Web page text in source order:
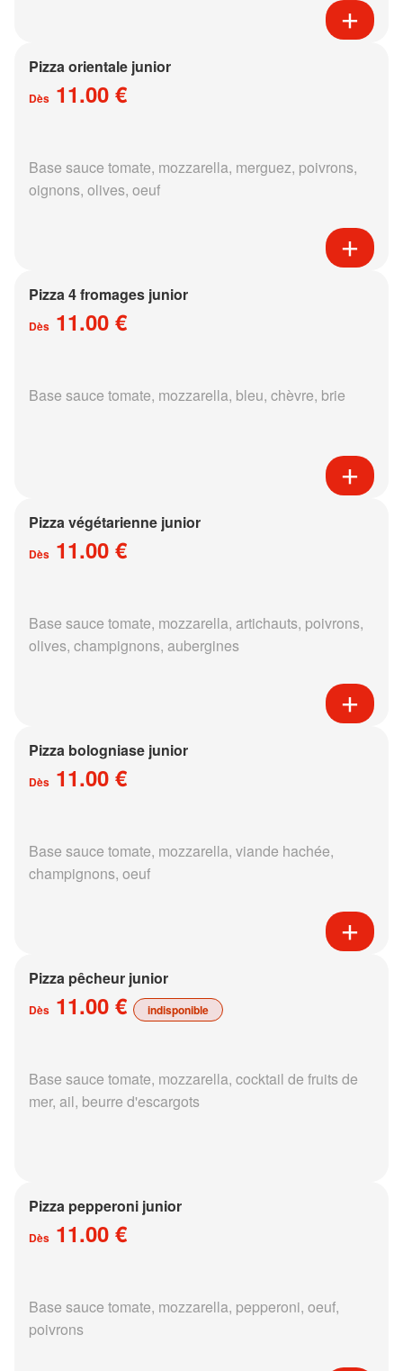
Pizza orientale junior
Dès 11.00 €
Base sauce tomate, mozzarella, merguez, poivrons,
oignons, olives, oeuf
Pizza 4 fromages junior
Dès 11.00 €
Base sauce tomate, mozzarella, bleu, chèvre, brie
Pizza végétarienne junior
Dès 11.00 €
Base sauce tomate, mozzarella, artichauts, poivrons,
olives, champignons, aubergines
Pizza bologniase junior
Dès 11.00 €
Base sauce tomate, mozzarella, viande hachée,
champignons, oeuf
Pizza pêcheur junior
Dès 11.00 € indisponible
Base sauce tomate, mozzarella, cocktail de fruits de
mer, ail, beurre d'escargots
Pizza pepperoni junior
Dès 11.00 €
Base sauce tomate, mozzarella, pepperoni, oeuf,
poivrons